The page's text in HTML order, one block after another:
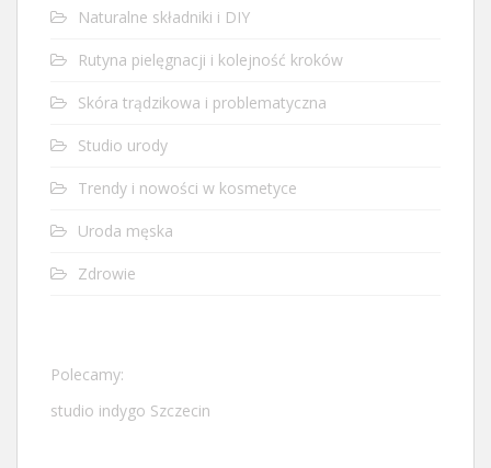
Naturalne składniki i DIY
Rutyna pielęgnacji i kolejność kroków
Skóra trądzikowa i problematyczna
Studio urody
Trendy i nowości w kosmetyce
Uroda męska
Zdrowie
Polecamy:
studio indygo Szczecin